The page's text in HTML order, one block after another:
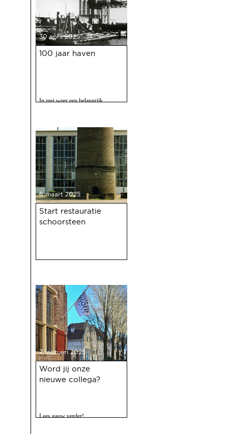
30 april 2025
100 jaar haven
In mei weer een belangrijk
haven 100 jaar bestaat.
6 maart 2025
Start restauratie
schoorsteen
7 februari 2025
Word jij onze
nieuwe collega?
Lees gauw verder!